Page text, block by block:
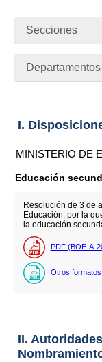
Secciones
Departamentos
I.
MINISTERIO DE
Educación
Resolución de 3 de
Educación, por la
la educación
PDF (BOE-A-
Otros formatos
II.